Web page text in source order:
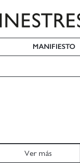
MANIFIESTO
Ver más